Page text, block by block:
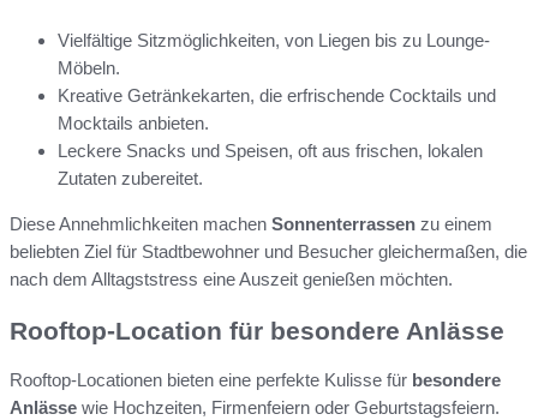
Vielfältige Sitzmöglichkeiten, von Liegen bis zu Lounge-
Möbeln.
Kreative Getränkekarten, die erfrischende Cocktails und
Mocktails anbieten.
Leckere Snacks und Speisen, oft aus frischen, lokalen
Zutaten zubereitet.
Diese Annehmlichkeiten machen Sonnenterrassen zu einem
beliebten Ziel für Stadtbewohner und Besucher gleichermaßen, die
nach dem Alltagststress eine Auszeit genießen möchten.
Rooftop-Location für besondere Anlässe
Rooftop-Locationen bieten eine perfekte Kulisse für besondere
Anlässe wie Hochzeiten, Firmenfeiern oder Geburtstagsfeiern.